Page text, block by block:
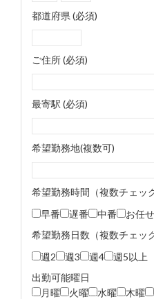
都道府県 (必須)
ご住所 (必須)
最寄駅 (必須)
希望勤務地(複数可)
希望勤務時間（複数チェッ
早番
遅番 中番
お任せ
希望勤務日数（複数チェッ
週2
週3 週4
週5以上
出勤可能曜日
月曜
火曜 水曜 木曜